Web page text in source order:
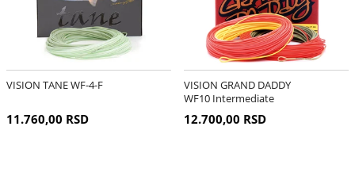
VISION TANE WF-4-F
11.760,00 RSD
VISION GRAND DADDY
WF10 Intermediate
12.700,00 RSD